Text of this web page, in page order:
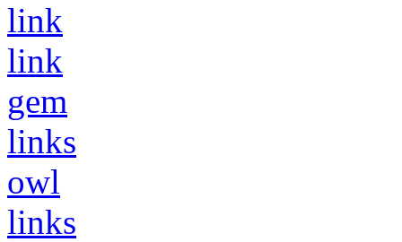
link
link
gem
links
owl
links